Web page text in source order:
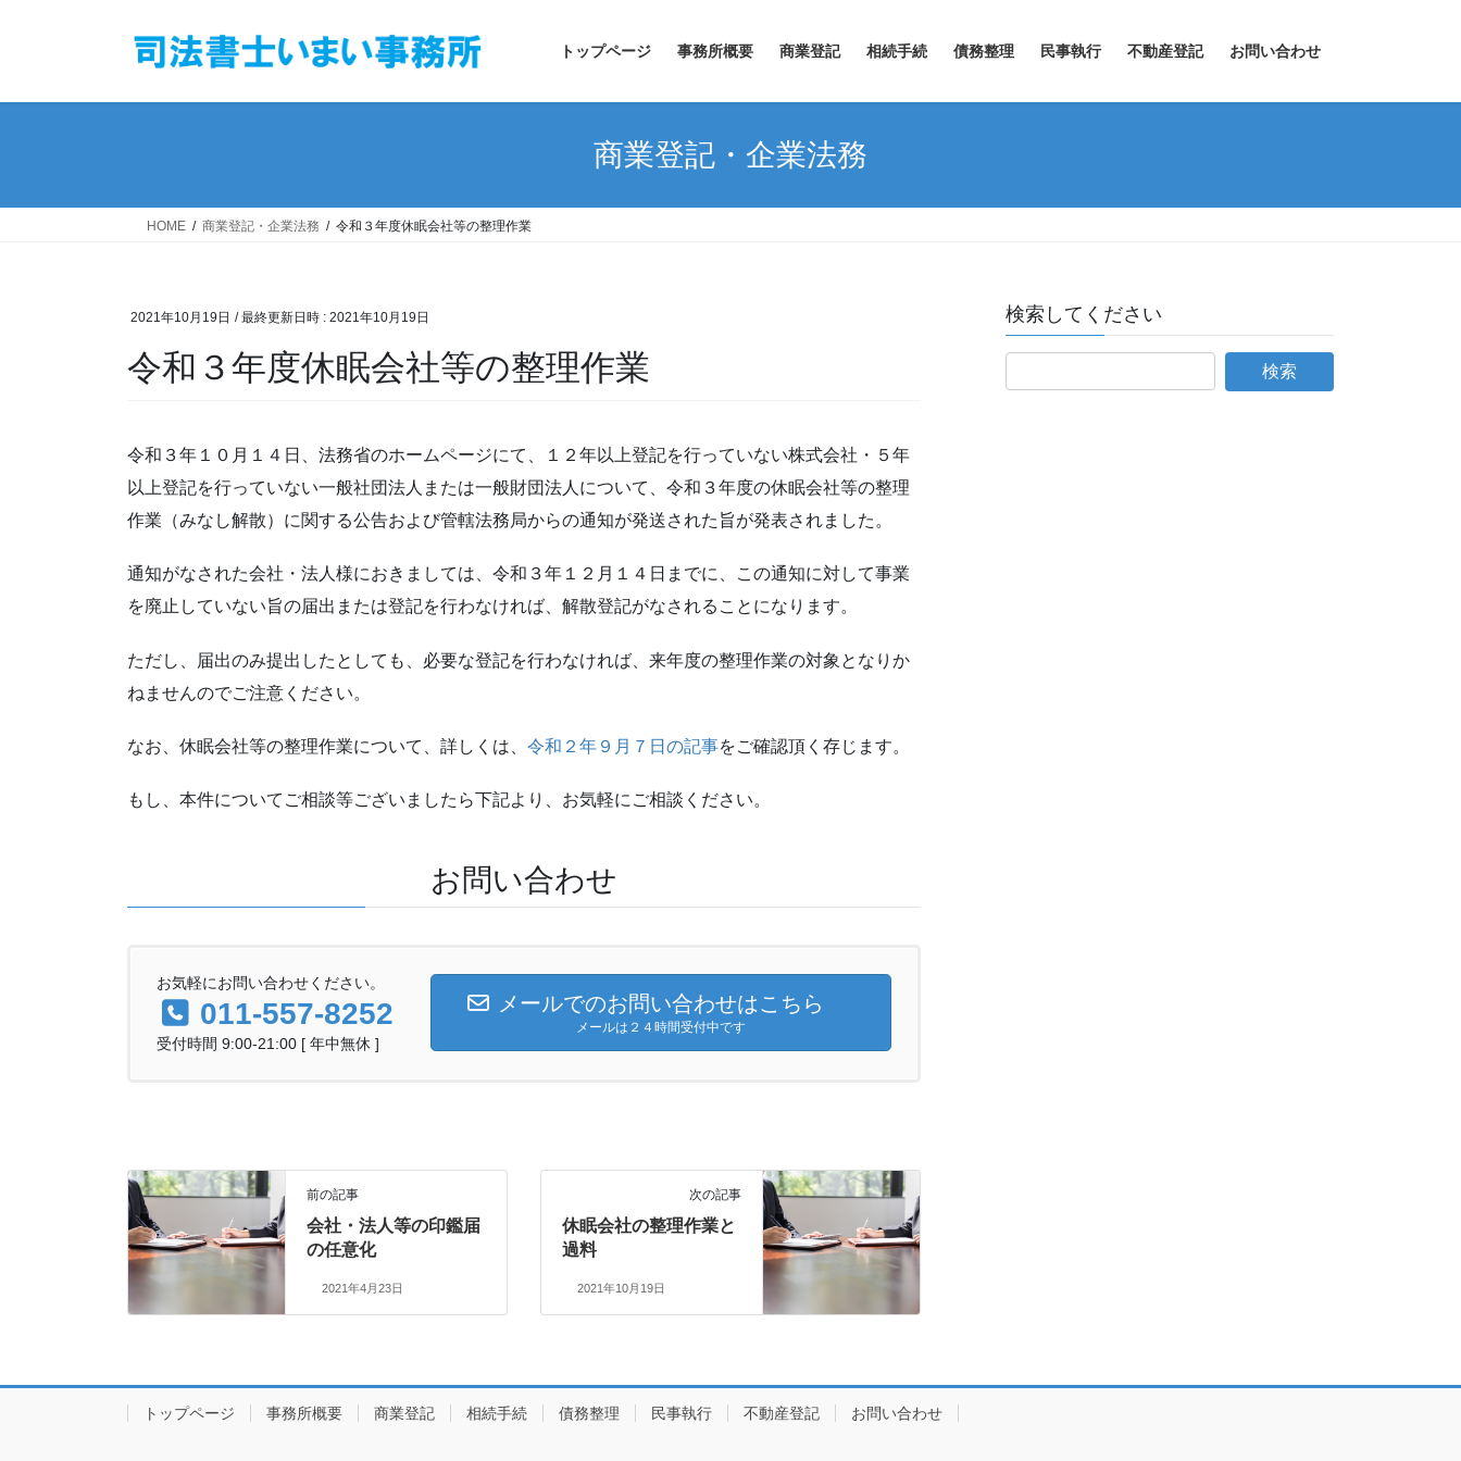
トップページ 事務所概要 商業登記 相続手続 債務整理 民事執行 不動産登記 お問い合わせ
商業登記・企業法務
HOME 商業登記・企業法務 令和３年度休眠会社等の整理作業
2021年10月19日 / 最終更新日時 : 2021年10月19日
令和３年度休眠会社等の整理作業
令和３年１０月１４日、法務省のホームページにて、１２年以上登記を行っていない株式会社・５年
以上登記を行っていない一般社団法人または一般財団法人について、令和３年度の休眠会社等の整理
作業（みなし解散）に関する公告および管轄法務局からの通知が発送された旨が発表されました。
通知がなされた会社・法人様におきましては、令和３年１２月１４日までに、この通知に対して事業
を廃止していない旨の届出または登記を行わなければ、解散登記がなされることになります。
ただし、届出のみ提出したとしても、必要な登記を行わなければ、来年度の整理作業の対象となりか
ねませんのでご注意ください。
なお、休眠会社等の整理作業について、詳しくは、 令和２年９月７日の記事をご確認頂く存じます。
もし、本件についてご相談等ございましたら下記より、お気軽にご相談ください。
お問い合わせ
お気軽にお問い合わせください。
011-557-8252
受付時間 9:00-21:00 [ 年中無休 ]
メールでのお問い合わせはこちら
メールは２４時間受付中です
前の記事
会社・法人等の印鑑届
の任意化
2021年4月23日
次の記事
休眠会社の整理作業と
過料
2021年10月19日
検索してください
トップページ 事務所概要 商業登記 相続手続 債務整理 民事執行 不動産登記 お問い合わせ